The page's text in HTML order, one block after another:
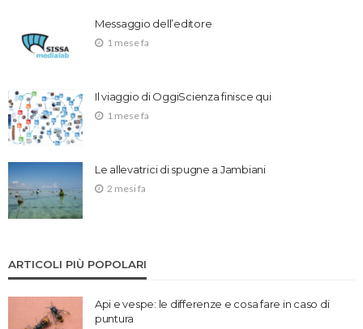
Messaggio dell’editore
1 mese fa
Il viaggio di OggiScienza finisce qui
1 mese fa
Le allevatrici di spugne a Jambiani
2 mesi fa
ARTICOLI PIÙ POPOLARI
Api e vespe: le differenze e cosa fare in caso di
puntura